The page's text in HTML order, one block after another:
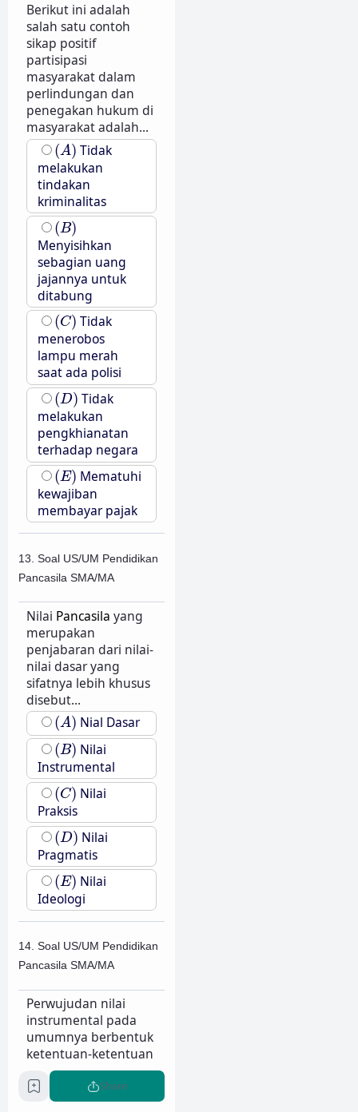
Berikut ini adalah
salah satu contoh
sikap positif
partisipasi
masyarakat dalam
perlindungan dan
penegakan hukum di
masyarakat adalah...
(A)
(A) Tidak
melakukan
tindakan
kriminalitas
(B)
(B)
Menyisihkan
sebagian uang
jajannya untuk
ditabung
(C)
(C) Tidak
menerobos
lampu merah
saat ada polisi
(D)
(D) Tidak
melakukan
pengkhianatan
terhadap negara
(E)
(E) Mematuhi
kewajiban
membayar pajak
13. Soal US/UM Pendidikan
Pancasila SMA/MA
Nilai Pancasila yang
merupakan
penjabaran dari nilai-
nilai dasar yang
sifatnya lebih khusus
disebut...
(A)
(A) Nial Dasar
(B)
(B) Nilai
Instrumental
(C)
(C) Nilai
Praksis
(D)
(D) Nilai
Pragmatis
(E)
(E) Nilai
Ideologi
14. Soal US/UM Pendidikan
Pancasila SMA/MA
Perwujudan nilai
instrumental pada
umumnya berbentuk
ketentuan-ketentuan
konstitusional mulai
dari undang undang
dasar sampai dengan
Share